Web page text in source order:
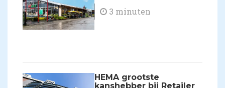
3 minuten
HEMA grootste
kanshebber bij Retailer